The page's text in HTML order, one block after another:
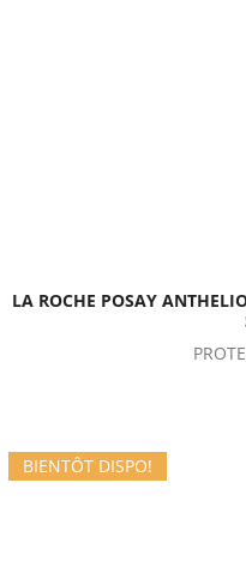
LA ROCHE POSAY
BIENTÔT DISPO!